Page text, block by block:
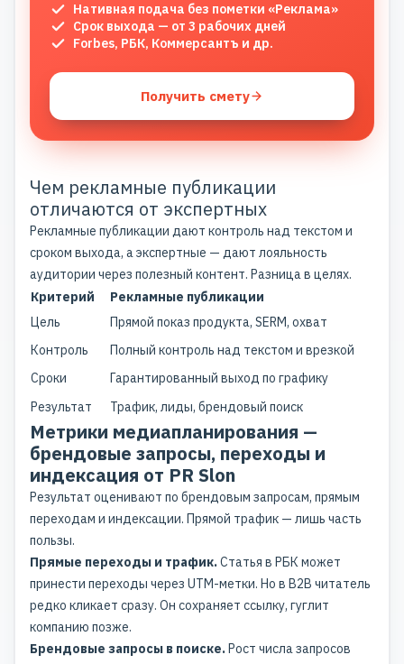
Нативная подача без пометки «Реклама»
Срок выхода — от 3 рабочих дней
Forbes, РБК, Коммерсантъ и др.
Получить смету
Чем рекламные публикации
отличаются от экспертных
Рекламные публикации дают контроль над текстом и
сроком выхода, а экспертные — дают лояльность
аудитории через полезный контент. Разница в целях.
Критерий
Рекламные публикации
Цель
Прямой показ продукта, SERM, охват
Контроль
Полный контроль над текстом и врезкой
Сроки
Гарантированный выход по графику
Результат
Трафик, лиды, брендовый поиск
Метрики медиапланирования —
брендовые запросы, переходы и
индексация от PR Slon
Результат оценивают по брендовым запросам, прямым
переходам и индексации. Прямой трафик — лишь часть
пользы.
Прямые переходы и трафик.Статья в РБК может
принести переходы через UTM-метки. Но в B2B читатель
редко кликает сразу. Он сохраняет ссылку, гуглит
компанию позже.
Брендовые запросы в поиске.Рост числа запросов